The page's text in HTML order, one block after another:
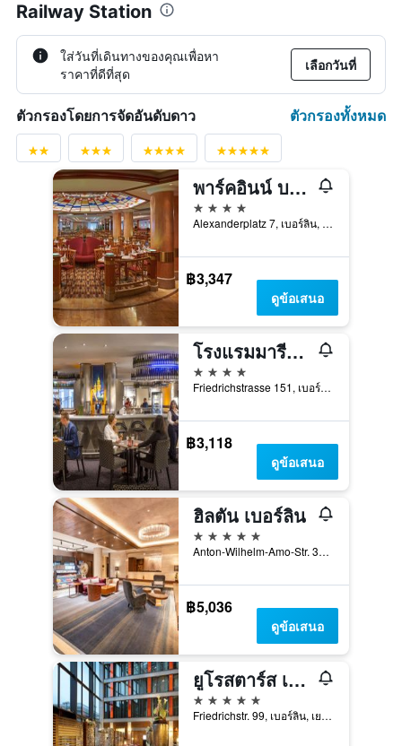
Railway Station
ใส่วันที่เดินทางของคุณเพื่อหา
ราคาที่ดีที่สุด
เลือกวันที่
ตัวกรองโดยการจัดอันดับดาว ตัวกรองทั้งหมด
พาร์คอินน์ บายเรดิสัน เบอร์ลิน อเล็กซานเดอร์พลัทซ์
4 ดาว
Alexanderplatz 7, เบอร์ลิน, เยอรมนี
฿3,347
ดูข้อเสนอ
โรงแรมมารีทิม โปรอาร์ต เบอร์ลิน
4 ดาว
Friedrichstrasse 151, เบอร์ลิน, เยอรมนี
฿3,118
ดูข้อเสนอ
ฮิลตัน เบอร์ลิน
5 ดาว
Anton-Wilhelm-Amo-Str. 30, เบอร์ลิน, เยอรมนี
฿5,036
ดูข้อเสนอ
ยูโรสตาร์ส เบอร์ลิน
5 ดาว
Friedrichstr. 99, เบอร์ลิน, เยอรมนี